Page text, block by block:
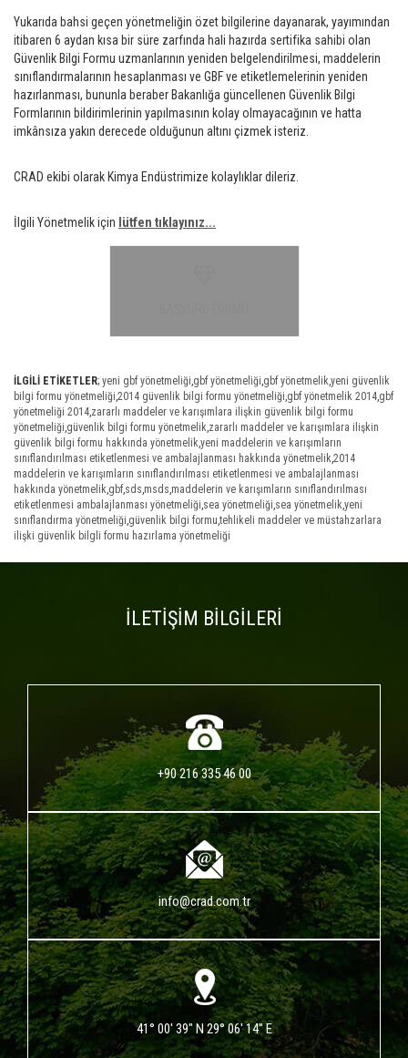
Yukarıda bahsi geçen yönetmeliğin özet bilgilerine dayanarak, yayımından
itibaren 6 aydan kısa bir süre zarfında hali hazırda sertifika sahibi olan
Güvenlik Bilgi Formu uzmanlarının yeniden belgelendirilmesi, maddelerin
sınıflandırmalarının hesaplanması ve GBF ve etiketlemelerinin yeniden
hazırlanması, bununla beraber Bakanlığa güncellenen Güvenlik Bilgi
Formlarının bildirimlerinin yapılmasının kolay olmayacağının ve hatta
imkânsıza yakın derecede olduğunun altını çizmek isteriz.
CRAD ekibi olarak Kimya Endüstrimize kolaylıklar dileriz.
İlgili Yönetmelik için lütfen tıklayınız...
İLGİLİ ETİKETLER; yeni gbf yönetmeliği,gbf yönetmeliği,gbf yönetmelik,yeni güvenlik
bilgi formu yönetmeliği,2014 güvenlik bilgi formu yönetmeliği,gbf yönetmelik 2014,gbf
yönetmeliği 2014,zararlı maddeler ve karışımlara ilişkin güvenlik bilgi formu
yönetmeliği,güvenlik bilgi formu yönetmelik,zararlı maddeler ve karışımlara ilişkin
güvenlik bilgi formu hakkında yönetmelik,yeni maddelerin ve karışımların
sınıflandırılması etiketlenmesi ve ambalajlanması hakkında yönetmelik,2014
maddelerin ve karışımların sınıflandırılması etiketlenmesi ve ambalajlanması
hakkında yönetmelik,gbf,sds,msds,maddelerin ve karışımların sınıflandırılması
etiketlenmesi ambalajlanması yönetmeliği,sea yönetmeliği,sea yönetmelik,yeni
sınıflandırma yönetmeliği,güvenlik bilgi formu,tehlikeli maddeler ve müstahzarlara
ilişki güvenlik bilgli formu hazırlama yönetmeliği
İLETİŞİM BİLGİLERİ
+90 216 335 46 00
info@crad.com.tr
41° 00' 39" N 29° 06' 14" E